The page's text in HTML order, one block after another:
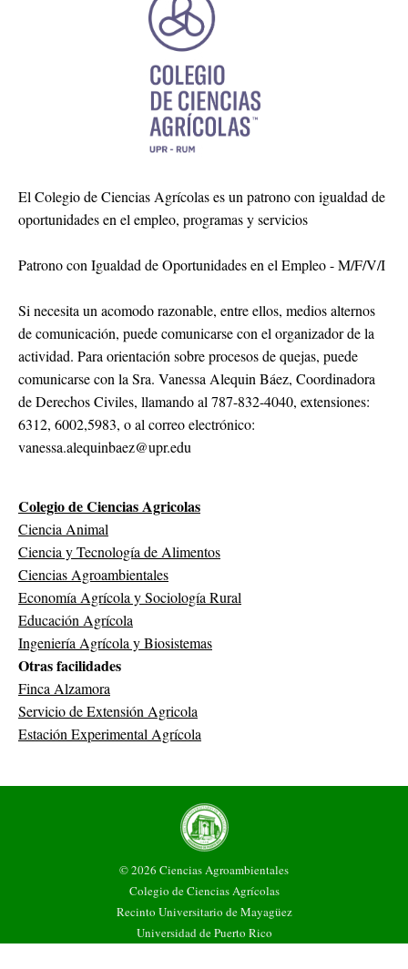
El Colegio de Ciencias Agrícolas es un patrono con igualdad de
oportunidades en el empleo, programas y servicios
Patrono con Igualdad de Oportunidades en el Empleo - M/F/V/I
Si necesita un acomodo razonable, entre ellos, medios alternos
de comunicación, puede comunicarse con el organizador de la
actividad. Para orientación sobre procesos de quejas, puede
comunicarse con la Sra. Vanessa Alequin Báez, Coordinadora
de Derechos Civiles, llamando al 787-832-4040, extensiones:
6312, 6002,5983, o al correo electrónico:
vanessa.alequinbaez@upr.edu
Colegio de Ciencias Agricolas
Ciencia Animal
Ciencia y Tecnología de Alimentos
Ciencias Agroambientales
Economía Agrícola y Sociología Rural
Educación Agrícola
Ingeniería Agrícola y Biosistemas
Otras facilidades
Finca Alzamora
Servicio de Extensión Agricola
Estación Experimental Agrícola
© 2026 Ciencias Agroambientales
Colegio de Ciencias Agrícolas
Recinto Universitario de Mayagüez
Universidad de Puerto Rico